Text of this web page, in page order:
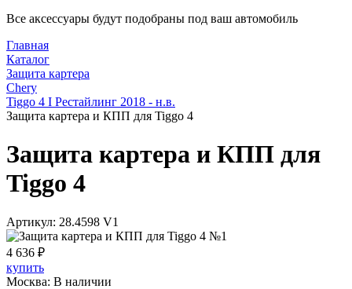
Все аксессуары будут подобраны под ваш автомобиль
Главная
Каталог
Защита картера
Chery
Tiggo 4 I Рестайлинг 2018 - н.в.
Защита картера и КПП для Tiggo 4
Защита картера и КПП для
Tiggo 4
Артикул: 28.4598 V1
4 636 ₽
купить
Москва: В наличии